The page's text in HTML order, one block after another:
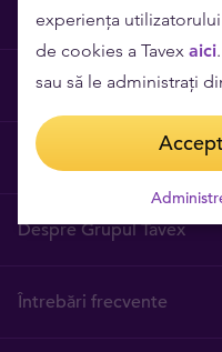
Contact
Cariere
Despre Grupul Tavex
Întrebări frecvente
experiența
de cookies a Tavex aici
sau să le administrați